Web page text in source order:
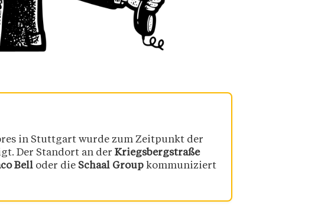
in Stuttgart wurde zum Zeitpunkt der
Der Standort an der Kriegsbergstraße
Bell oder die Schaal Group kommuniziert